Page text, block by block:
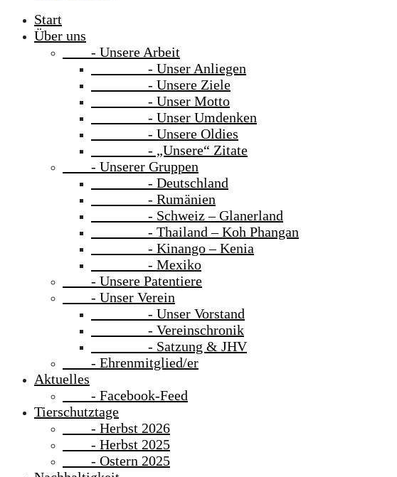
Start
Über uns
- Unsere Arbeit
- Unser Anliegen
- Unsere Ziele
- Unser Motto
- Unser Umdenken
- Unsere Oldies
- „Unsere“ Zitate
- Unserer Gruppen
- Deutschland
- Rumänien
- Schweiz – Glanerland
- Thailand – Koh Phangan
- Kinango – Kenia
- Mexiko
- Unsere Patentiere
- Unser Verein
- Unser Vorstand
- Vereinschronik
- Satzung & JHV
- Ehrenmitglied/er
Aktuelles
- Facebook-Feed
Tierschutztage
- Herbst 2026
- Herbst 2025
- Ostern 2025